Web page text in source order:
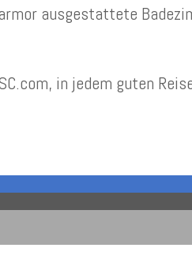
ausgestattete
in jedem guten